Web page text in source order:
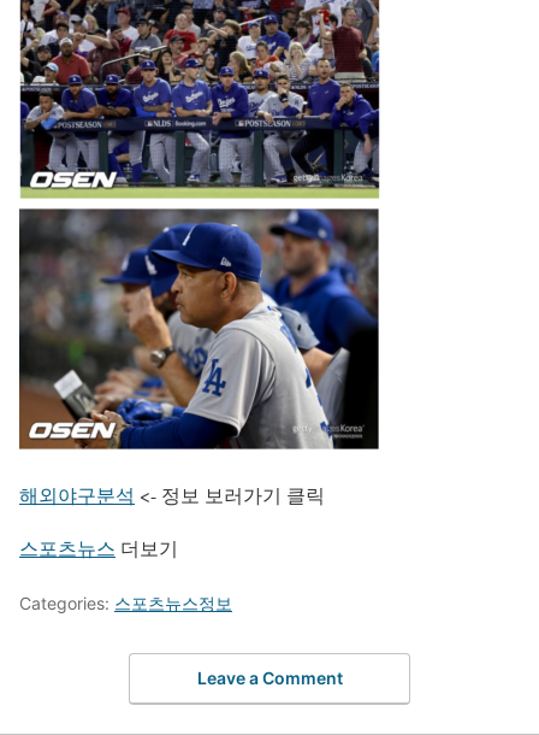
해외야구분석 <- 정보 보러가기 클릭
스포츠뉴스 더보기
Categories: 스포츠뉴스정보
Leave a Comment